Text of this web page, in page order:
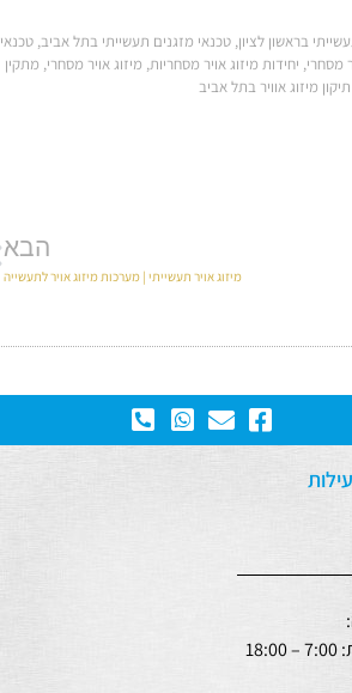
בראשון לציון, טכנאי מזגנים תעשייתי בתל אביב, טכנאי
מסחרי, יחידות מיזוג אויר מסחריות, מיזוג אויר מסחרי, מתקין
תיקון מיזוג אוויר בתל אביב
הבא
מיזוג אויר תעשייתי | מערכות מיזוג אויר לתעשייה